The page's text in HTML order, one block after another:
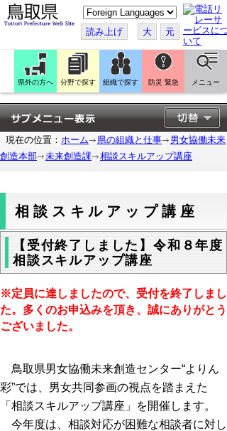
こ
の
ペ
ー
ジ
翻
訳
す
る
読み上げ 大 元
県外の方へ 分野で探す 組織で探す 防災 緊急 メニュー
現在の位置： ホーム 県の組織と仕事
男女協働未来
創造本部
未来創造課 相談スキルアップ講座
相談スキルアップ講座
【受付終了しました】令和８年度
相談スキルアップ講座
※定員に達しましたので、受付を終了しまし
た。 多くのお申込みを頂き、誠にありがとう
ございました。
鳥取県男女協働未来創造センター“よりん
彩”では、男女共同参画の視点を踏まえた
「相談スキルアップ講座」を開催します。
今年度は、相談対応が困難な相談者に対し